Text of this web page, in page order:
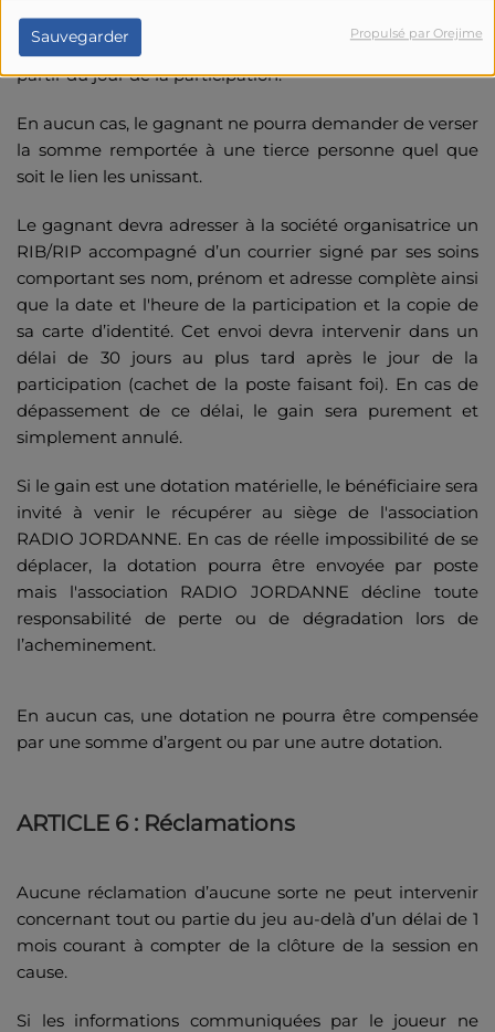
Sauvegarder Propulsé par Orejime
Si gain est une somme d’argent, il sera remis sous forme
d’un virement bancaire dans un délai de 90 jours à
partir du jour de la participation.
En aucun cas, le gagnant ne pourra demander de verser
la somme remportée à une tierce personne quel que
soit le lien les unissant.
Le gagnant devra adresser à la société organisatrice un
RIB/RIP accompagné d’un courrier signé par ses soins
comportant ses nom, prénom et adresse complète ainsi
que la date et l'heure de la participation et la copie de
sa carte d’identité. Cet envoi devra intervenir dans un
délai de 30 jours au plus tard après le jour de la
participation (cachet de la poste faisant foi). En cas de
dépassement de ce délai, le gain sera purement et
simplement annulé.
Si le gain est une dotation matérielle, le bénéficiaire sera
invité à venir le récupérer au siège de l'association
RADIO JORDANNE. En cas de réelle impossibilité de se
déplacer, la dotation pourra être envoyée par poste
mais l'association RADIO JORDANNE décline toute
responsabilité de perte ou de dégradation lors de
l’acheminement.
En aucun cas, une dotation ne pourra être compensée
par une somme d’argent ou par une autre dotation.
ARTICLE 6 : Réclamations
Aucune réclamation d’aucune sorte ne peut intervenir
concernant tout ou partie du jeu au-delà d’un délai de 1
mois courant à compter de la clôture de la session en
cause.
Si les informations communiquées par le joueur ne